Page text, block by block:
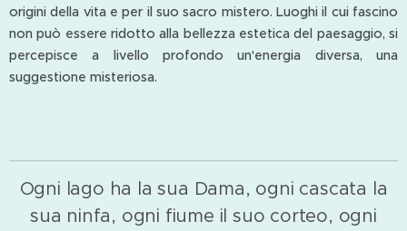
origini della vita e per il suo sacro mistero. Luoghi il cui fascino
non può essere ridotto alla bellezza estetica del paesaggio, si
percepisce a livello profondo un'energia diversa, una
suggestione misteriosa.
Ogni lago ha la sua Dama, ogni cascata la
sua ninfa, ogni fiume il suo corteo, ogni